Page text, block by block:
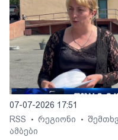
07-07-2026 17:51
RSS
• რეგიონი •
ამბები